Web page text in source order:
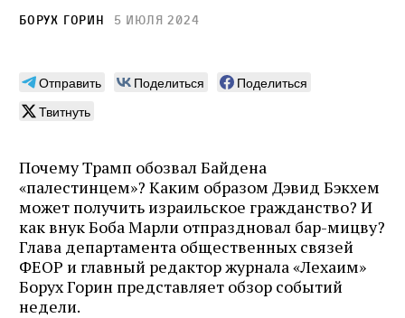
Борух Горин 5 июля 2024
Отправить Поделиться
Поделиться
Твитнуть
Почему Трамп обозвал Байдена
«палестинцем»? Каким образом Дэвид Бэкхем
может получить израильское гражданство? И
как внук Боба Марли отпраздновал бар-мицву?
Глава департамента общественных связей
ФЕОР и главный редактор журнала «Лехаим»
Борух Горин представляет обзор событий
недели.